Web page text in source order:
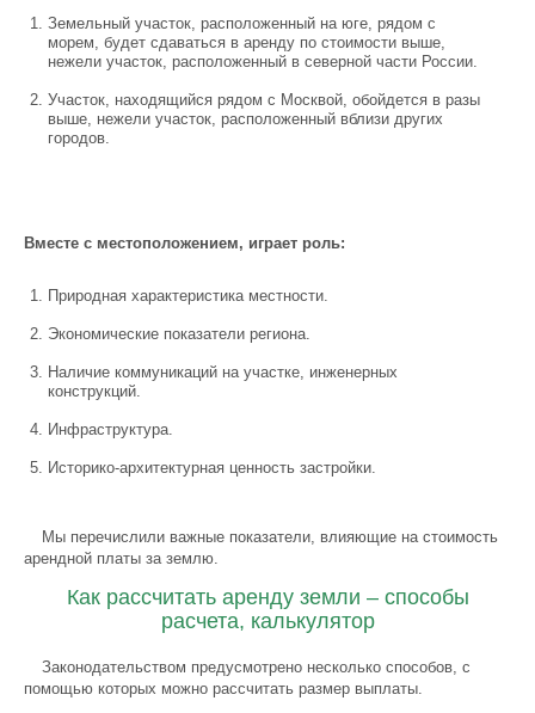
Земельный участок, расположенный на юге, рядом с
морем, будет сдаваться в аренду по стоимости выше,
нежели участок, расположенный в северной части России.
Участок, находящийся рядом с Москвой, обойдется в разы
выше, нежели участок, расположенный вблизи других
городов.
Вместе с местоположением, играет роль:
Природная характеристика местности.
Экономические показатели региона.
Наличие коммуникаций на участке, инженерных
конструкций.
Инфраструктура.
Историко-архитектурная ценность застройки.
Мы перечислили важные показатели, влияющие на стоимость
арендной платы за землю.
Как рассчитать аренду земли – способы
расчета, калькулятор
Законодательством предусмотрено несколько способов, с
помощью которых можно рассчитать размер выплаты.